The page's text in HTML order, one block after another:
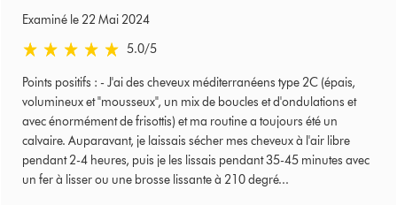
Examiné le 22 Mai 2024
5.0 stars out of 5 from Examiné le 22 Mai 2024 Avis
5.0/5
Points positifs : - J'ai des cheveux méditerranéens type 2C (épais,
volumineux et "mousseux", un mix de boucles et d'ondulations et
avec énormément de frisottis) et ma routine a toujours été un
calvaire. Auparavant, je laissais sécher mes cheveux à l'air libre
pendant 2-4 heures, puis je les lissais pendant 35-45 minutes avec
un fer à lisser ou une brosse lissante à 210 degré...